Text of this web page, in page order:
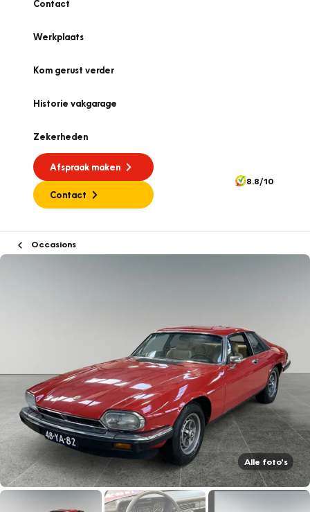
Contact
Werkplaats
Kom gerust verder
Historie vakgarage
Zekerheden
Afspraak maken
Contact
8.8/10
Occasions
Alle foto's